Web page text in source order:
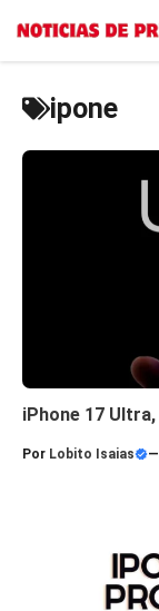
Saltar
ipone
iPhone 17
Por Lobito Isaias —